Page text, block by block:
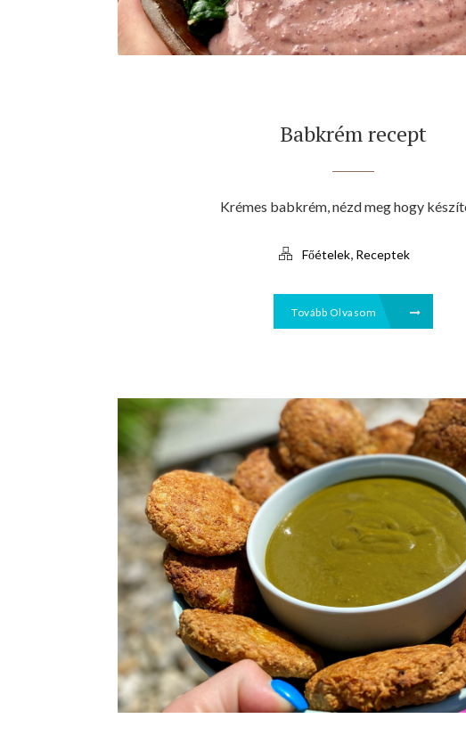
Babkrém recept
Krémes babkrém, nézd meg hogy
Főételek Receptek
Tovább Olvasom